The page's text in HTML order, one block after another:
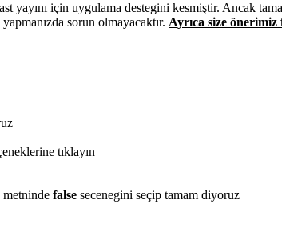
yayını için uygulama destegini kesmiştir. Ancak
sorun olmayacaktır. Ayrıca size önerimiz
tıklayın
metninde false secenegini seçip tamam diyoruz